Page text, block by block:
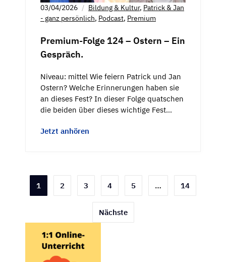
03/04/2026 Bildung & Kultur, Patrick & Jan
- ganz persönlich, Podcast, Premium
Premium-Folge 124 – Ostern – Ein
Gespräch.
Niveau: mittel Wie feiern Patrick und Jan
Ostern? Welche Erinnerungen haben sie
an dieses Fest? In dieser Folge quatschen
die beiden über dieses wichtige Fest…
Jetzt anhören
Seitennummerierung
der
Beiträge
1 2 3 4 5 … 14
Nächste